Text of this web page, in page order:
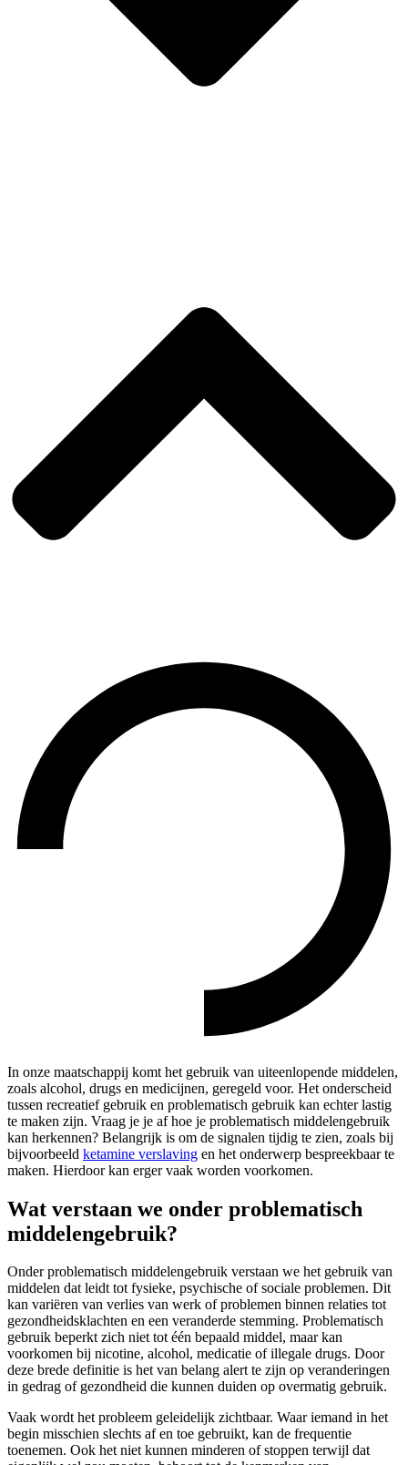
In onze maatschappij komt het gebruik van uiteenlopende middelen,
zoals alcohol, drugs en medicijnen, geregeld voor. Het onderscheid
tussen recreatief gebruik en problematisch gebruik kan echter lastig
te maken zijn. Vraag je je af hoe je problematisch middelengebruik
kan herkennen? Belangrijk is om de signalen tijdig te zien, zoals bij
bijvoorbeeld ketamine verslaving en het onderwerp bespreekbaar te
maken. Hierdoor kan erger vaak worden voorkomen.
Wat verstaan we onder problematisch
middelengebruik?
Onder problematisch middelengebruik verstaan we het gebruik van
middelen dat leidt tot fysieke, psychische of sociale problemen. Dit
kan variëren van verlies van werk of problemen binnen relaties tot
gezondheidsklachten en een veranderde stemming. Problematisch
gebruik beperkt zich niet tot één bepaald middel, maar kan
voorkomen bij nicotine, alcohol, medicatie of illegale drugs. Door
deze brede definitie is het van belang alert te zijn op veranderingen
in gedrag of gezondheid die kunnen duiden op overmatig gebruik.
Vaak wordt het probleem geleidelijk zichtbaar. Waar iemand in het
begin misschien slechts af en toe gebruikt, kan de frequentie
toenemen. Ook het niet kunnen minderen of stoppen terwijl dat